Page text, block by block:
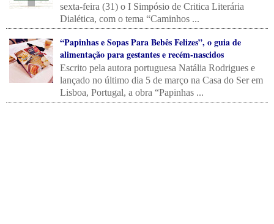
sexta-feira (31) o I Simpósio de Critica Literária
Dialética, com o tema “Caminhos ...
“Papinhas e Sopas Para Bebês Felizes”, o guia de
alimentação para gestantes e recém-nascidos
Escrito pela autora portuguesa Natália Rodrigues e
lançado no último dia 5 de março na Casa do Ser em
Lisboa, Portugal, a obra “Papinhas ...